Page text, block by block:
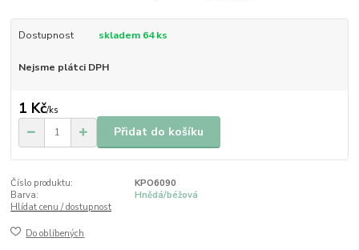
Dostupnost skladem 64 ks
Nejsme plátci DPH
1 Kč/ks
Přidat do košíku
Číslo produktu:
KPO6090
Barva:
Hnědá/béžová
Hlídat cenu / dostupnost
Do oblíbených